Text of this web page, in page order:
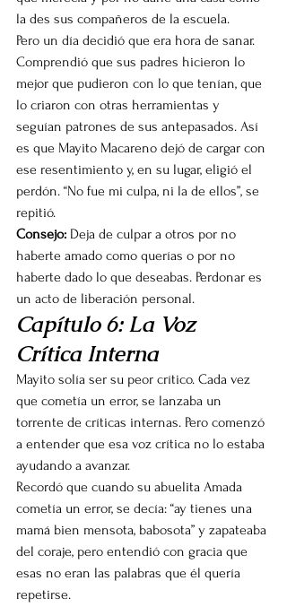
la des sus compañeros de la escuela.
Pero un día decidió que era hora de sanar.
Comprendió que sus padres hicieron lo
mejor que pudieron con lo que tenían, que
lo criaron con otras herramientas y
seguían patrones de sus antepasados. Así
es que Mayito Macareno dejó de cargar con
ese resentimiento y, en su lugar, eligió el
perdón. “No fue mi culpa, ni la de ellos”, se
repitió.
Consejo: Deja de culpar a otros por no
haberte amado como querías o por no
haberte dado lo que deseabas. Perdonar es
un acto de liberación personal.
Capítulo 6: La Voz
Crítica Interna
Mayito solía ser su peor crítico. Cada vez
que cometía un error, se lanzaba un
torrente de críticas internas. Pero comenzó
a entender que esa voz crítica no lo estaba
ayudando a avanzar.
Recordó que cuando su abuelita Amada
cometía un error, se decía: “ay tienes una
mamá bien mensota, babosota” y zapateaba
del coraje, pero entendió con gracia que
esas no eran las palabras que él quería
repetirse.